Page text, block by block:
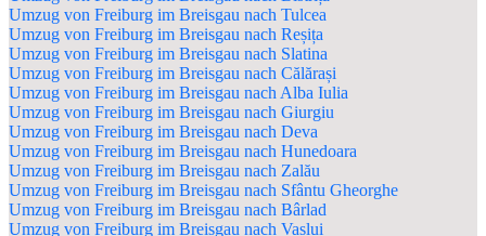
Umzug von Freiburg im Breisgau nach Tulcea
Umzug von Freiburg im Breisgau nach Reșița
Umzug von Freiburg im Breisgau nach Slatina
Umzug von Freiburg im Breisgau nach Călărași
Umzug von Freiburg im Breisgau nach Alba Iulia
Umzug von Freiburg im Breisgau nach Giurgiu
Umzug von Freiburg im Breisgau nach Deva
Umzug von Freiburg im Breisgau nach Hunedoara
Umzug von Freiburg im Breisgau nach Zalău
Umzug von Freiburg im Breisgau nach Sfântu Gheorghe
Umzug von Freiburg im Breisgau nach Bârlad
Umzug von Freiburg im Breisgau nach Vaslui